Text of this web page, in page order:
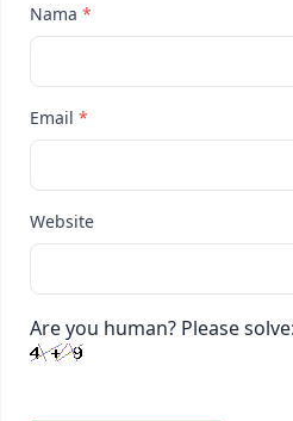
Nama *
Email *
Website
Are you human? Please solve: